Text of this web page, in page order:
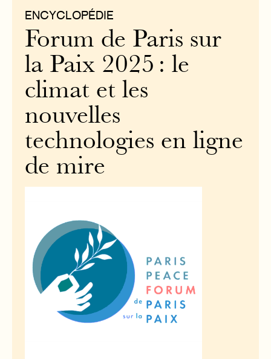
ENCYCLOPÉDIE
Forum de Paris sur
la Paix 2025 : le
climat et les
nouvelles
technologies en ligne
de mire